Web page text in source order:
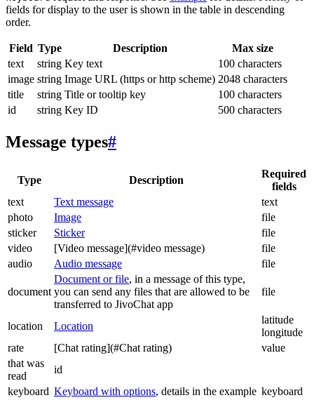
fields for display to the user is shown in the table in descending
order.
Field Type Description
Max size
text
string Key text
100 characters
image string Image URL (https or http scheme) 2048 characters
title
string Title or tooltip key
100 characters
id
string Key ID 500 characters
Message types#
Type Description
Required
fields
text
Text message
text
photo
Image
file
sticker
Sticker
file
video
[Video message](#video message)
file
audio
Audio message file
document
Document or file, in a message of this type,
you can send any files that are allowed to be
transferred to JivoChat app
file
location Location
latitude
longitude
rate
[Chat rating](#Chat rating)
value
that was
read
id
keyboard Keyboard with options, details in the example keyboard